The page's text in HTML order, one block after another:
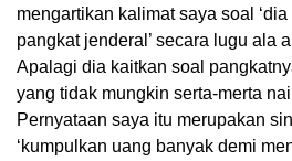
mengartikan kalimat saya soal
pangkat jenderal’ secara lugu ala
Apalagi dia kaitkan soal
yang tidak mungkin serta-merta
Pernyataan saya itu merupakan
‘kumpulkan uang banyak demi